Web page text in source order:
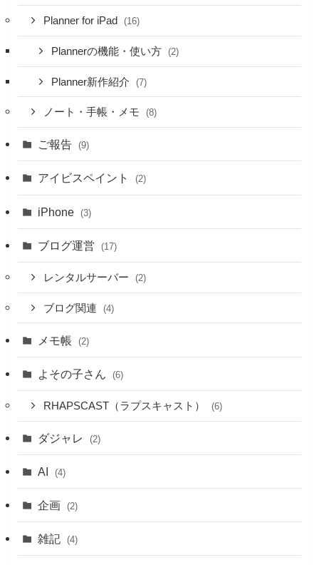
Planner for iPad (16)
Plannerの機能・使い方 (2)
Planner新作紹介 (7)
ノート・手帳・メモ (8)
ご報告 (9)
アイビスペイント (2)
iPhone (3)
ブログ運営 (17)
レンタルサーバー (2)
ブログ関連 (4)
メモ帳 (2)
よその子さん (6)
RHAPSCAST（ラプスキャスト） (6)
ダジャレ (2)
AI (4)
企画 (2)
雑記 (4)